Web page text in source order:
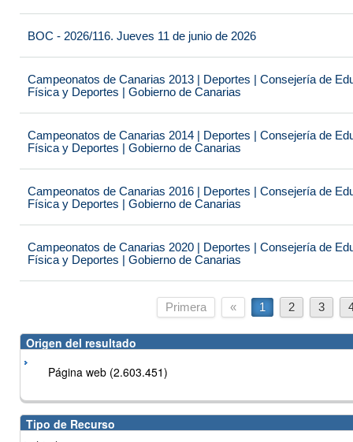
BOC - 2026/116. Jueves 11 de junio de 2026
Campeonatos de Canarias 2013 | Deportes | Consejería de
Física y Deportes | Gobierno de Canarias
Campeonatos de Canarias 2014 | Deportes | Consejería de
Física y Deportes | Gobierno de Canarias
Campeonatos de Canarias 2016 | Deportes | Consejería de
Física y Deportes | Gobierno de Canarias
Campeonatos de Canarias 2020 | Deportes | Consejería de
Física y Deportes | Gobierno de Canarias
Primera « 1 2 3
Origen del resultado
Página web (2.603.451)
Tipo de Recurso